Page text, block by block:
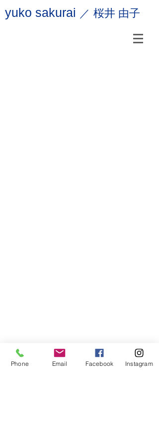
yuko sakurai ／ 桜井 由子
Phone Email Facebook Instagram